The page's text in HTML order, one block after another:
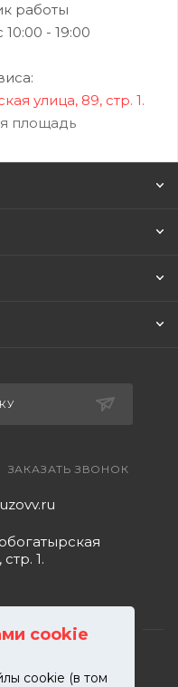
cookie
cookie (в том
работы
- 19:00
улица, 89, стр. 1.
площадь
ЗАКАЗАТЬ ЗВОНОК
1.